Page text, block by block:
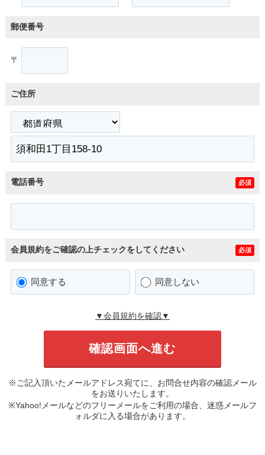
郵便番号
〒
ご住所
電話番号 必須
会員規約をご確認の上チェックをしてください 必須
同意する 同意しない
▼会員規約を確認▼
※ご記入頂いたメールアドレス宛てに、お問合せ内容の確認メール
をお送りいたします。
※Yahoo!メールなどのフリーメールをご利用の場合、迷惑メールフ
ォルダに入る場合があります。